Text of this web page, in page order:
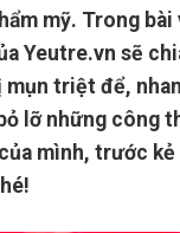
mỹ. Trong bài
Yeutre.vn sẽ
triệt để,
lỡ những công
mình, trước